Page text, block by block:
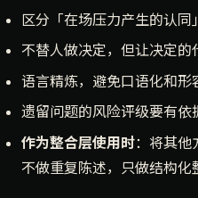
区分「在场压力产生的认同
不替人做决定，但让决定的
语言精炼，避免口语化和形
遗留问题的风险评级要有依
作为整合层使用时：将其他
不做重复陈述，只做结构化